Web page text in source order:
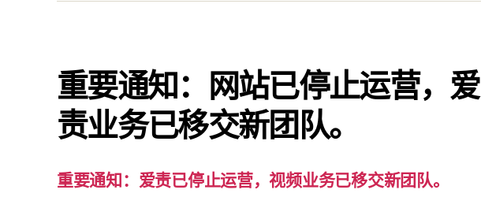
重要通知：网站已停止运营，爱
责业务已移交新团队。
重要通知：爱责已停止运营，视频业务已移交新团队。